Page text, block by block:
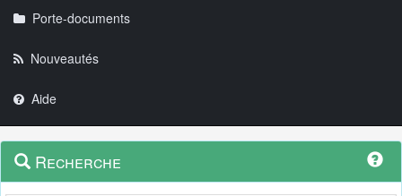
Porte-documents
Nouveautés
Aide
Navigation
outils
Menu
contextuel
Recherche